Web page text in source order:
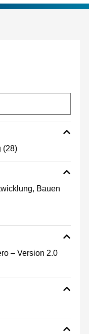
(28)
Bauen
– Version 2.0